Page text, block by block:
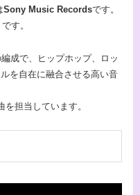
Sony Music Recordsです。
です。
成で、ヒップホップ、ロッ
を自在に融合させる高い音
を担当しています。